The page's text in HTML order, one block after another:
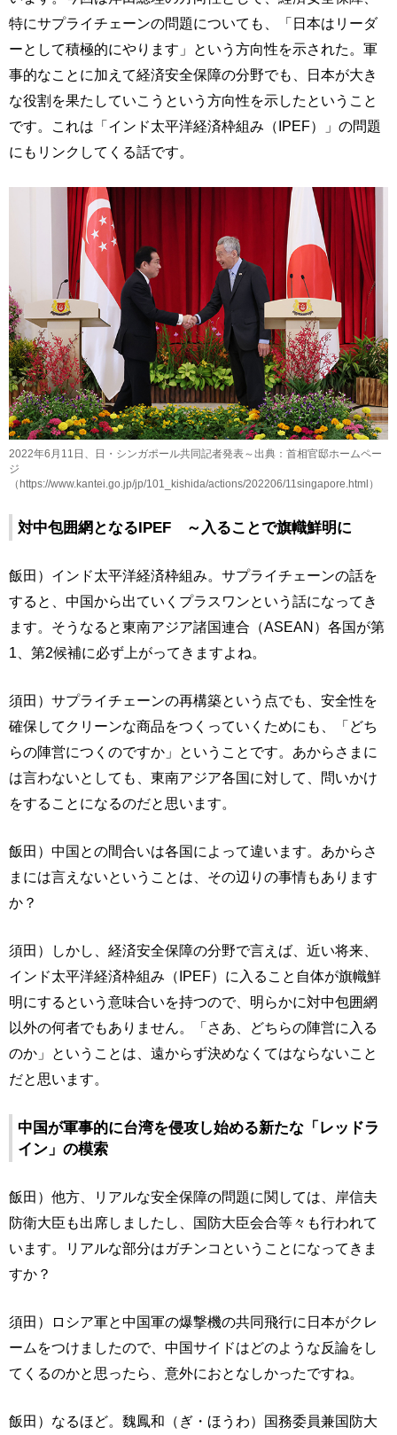
特にサプライチェーンの問題についても、「日本はリーダ
ーとして積極的にやります」という方向性を示された。軍
事的なことに加えて経済安全保障の分野でも、日本が大き
な役割を果たしていこうという方向性を示したということ
です。これは「インド太平洋経済枠組み（IPEF）」の問題
にもリンクしてくる話です。
2022年6月11日、日・シンガポール共同記者発表～出典：首相官邸ホームペー
ジ
（https://www.kantei.go.jp/jp/101_kishida/actions/202206/11singapore.html）
対中包囲網となるIPEF ～入ることで旗幟鮮明に
飯田）インド太平洋経済枠組み。サプライチェーンの話を
すると、中国から出ていくプラスワンという話になってき
ます。そうなると東南アジア諸国連合（ASEAN）各国が第
1、第2候補に必ず上がってきますよね。
須田）サプライチェーンの再構築という点でも、安全性を
確保してクリーンな商品をつくっていくためにも、「どち
らの陣営につくのですか」ということです。あからさまに
は言わないとしても、東南アジア各国に対して、問いかけ
をすることになるのだと思います。
飯田）中国との間合いは各国によって違います。あからさ
まには言えないということは、その辺りの事情もあります
か？
須田）しかし、経済安全保障の分野で言えば、近い将来、
インド太平洋経済枠組み（IPEF）に入ること自体が旗幟鮮
明にするという意味合いを持つので、明らかに対中包囲網
以外の何者でもありません。「さあ、どちらの陣営に入る
のか」ということは、遠からず決めなくてはならないこと
だと思います。
中国が軍事的に台湾を侵攻し始める新たな「レッドラ
イン」の模索
飯田）他方、リアルな安全保障の問題に関しては、岸信夫
防衛大臣も出席しましたし、国防大臣会合等々も行われて
います。リアルな部分はガチンコということになってきま
すか？
須田）ロシア軍と中国軍の爆撃機の共同飛行に日本がクレ
ームをつけましたので、中国サイドはどのような反論をし
てくるのかと思ったら、意外におとなしかったですね。
飯田）なるほど。魏鳳和（ぎ・ほうわ）国務委員兼国防大